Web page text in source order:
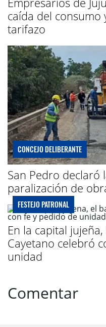
caída del consumo
tarifazo
CONCEJO DELIBERANTE
San Pedro declaró
paralización de
FESTEJO PATRONAL
En la capital
Cayetano celebró
unidad
Comentar